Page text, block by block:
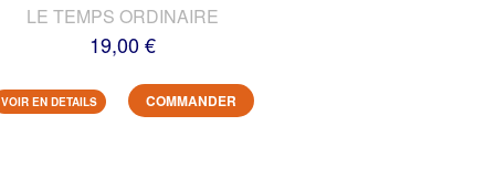
LE TEMPS ORDINAIRE
19,00 €
VOIR EN DETAILS COMMANDER